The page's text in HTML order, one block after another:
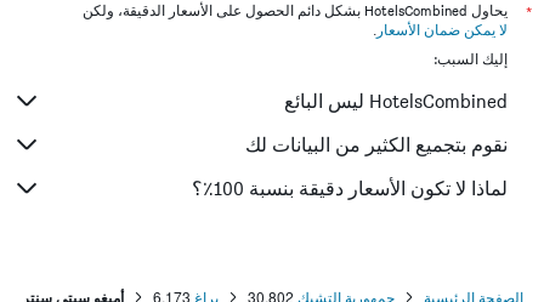
*
يحاول HotelsCombined بشكل دائم الحصول على الأسعار الدقيقة، ولكن
لا يمكن ضمان الأسعار .
إليك السبب:
HotelsCombined ليس البائع
نقوم بتجميع الكثير من البيانات لك
لماذا لا تكون الأسعار دقيقة بنسبة 100٪؟
الصفحة الرئيسية جمهورية التشيك 30,802 براغ 6,173 أميغو سيتي سنتر